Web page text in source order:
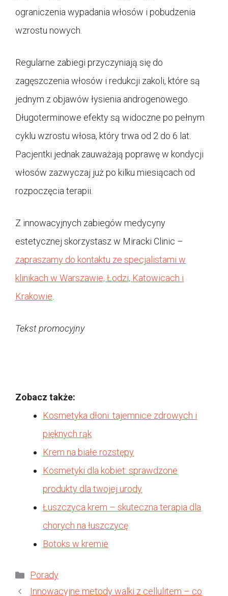
ograniczenia wypadania włosów i pobudzenia
wzrostu nowych.
Regularne zabiegi przyczyniają się do
zagęszczenia włosów i redukcji zakoli, które są
jednym z objawów łysienia androgenowego.
Długoterminowe efekty są widoczne po pełnym
cyklu wzrostu włosa, który trwa od 2 do 6 lat.
Pacjentki jednak zauważają poprawę w kondycji
włosów zazwyczaj już po kilku miesiącach od
rozpoczęcia terapii.
Z innowacyjnych zabiegów medycyny
estetycznej skorzystasz w Miracki Clinic –
zapraszamy do kontaktu ze specjalistami w
klinikach w Warszawie, Łodzi, Katowicach i
Krakowie.
Tekst promocyjny
Zobacz także:
Kosmetyka dłoni: tajemnice zdrowych i
pięknych rąk
Krem na białe rozstępy
Kosmetyki dla kobiet: sprawdzone
produkty dla twojej urody
Łuszczyca krem – skuteczna terapia dla
chorych na łuszczycę
Botoks w kremie
Kategorie
Porady
Innowacyjne metody walki z cellulitem – co